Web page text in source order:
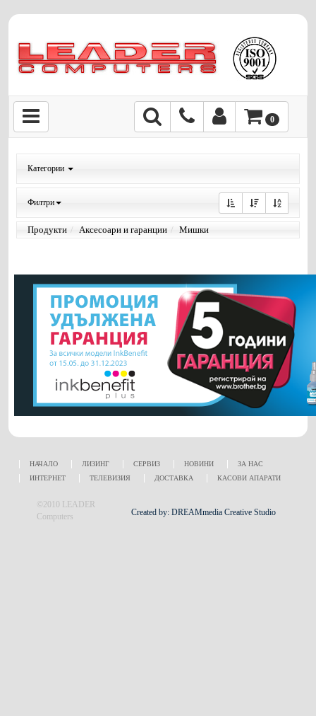
0
Категории
Филтри
Продукти Аксесоари и гаранции Мишки
НАЧАЛО ЛИЗИНГ СЕРВИЗ НОВИНИ
ЗА НАС
ИНТЕРНЕТ
ТЕЛЕВИЗИЯ ДОСТАВКА КАСОВИ АПАРАТИ
Created by: DREAMmedia Creative Studio
©2010 LEADER
Computers